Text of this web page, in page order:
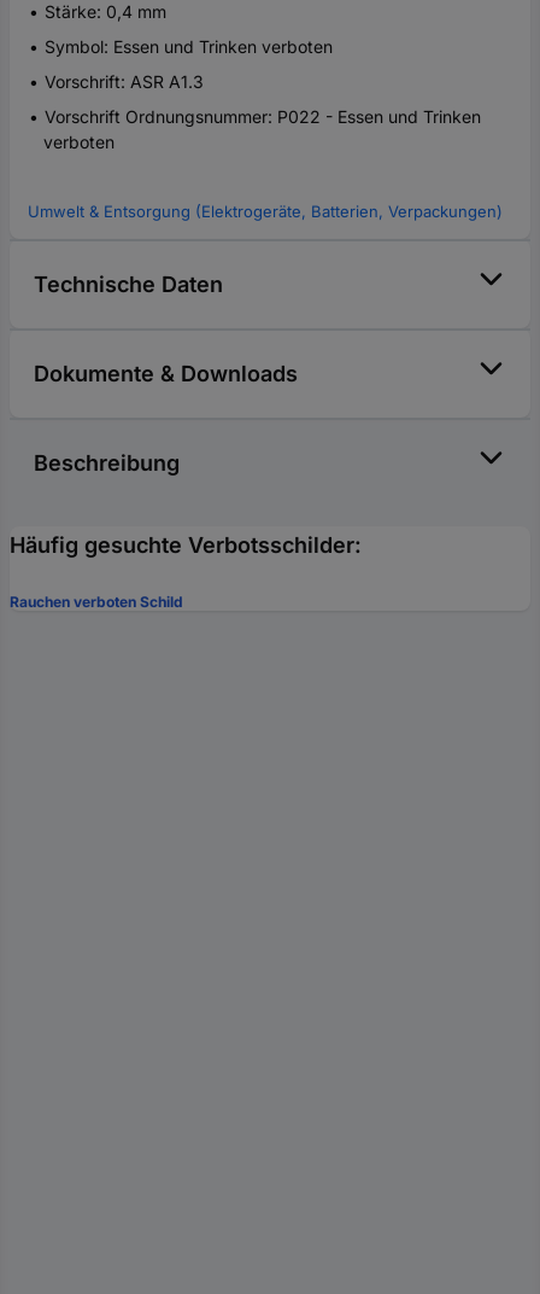
Stärke: 0,4 mm
Symbol: Essen und Trinken verboten
Vorschrift: ASR A1.3
Vorschrift Ordnungsnummer: P022 - Essen und Trinken
verboten
Umwelt & Entsorgung (Elektrogeräte, Batterien, Verpackungen)
Technische Daten
Dokumente & Downloads
Beschreibung
Häufig gesuchte Verbotsschilder:
Rauchen verboten Schild